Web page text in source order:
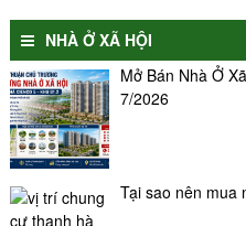
NHÀ Ở XÃ HỘI
Mở Bán Nhà Ở
7/2026
Tại sao nên mua